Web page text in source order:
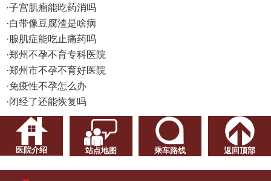
·子宫肌瘤能吃药消吗
·白带像豆腐渣是啥病
·腺肌症能吃止痛药吗
·郑州不孕不育专科医院
·郑州市不孕不育好医院
·免疫性不孕怎么办
·闭经了还能恢复吗
医院介绍 站点地图 乘车路线 返回顶部